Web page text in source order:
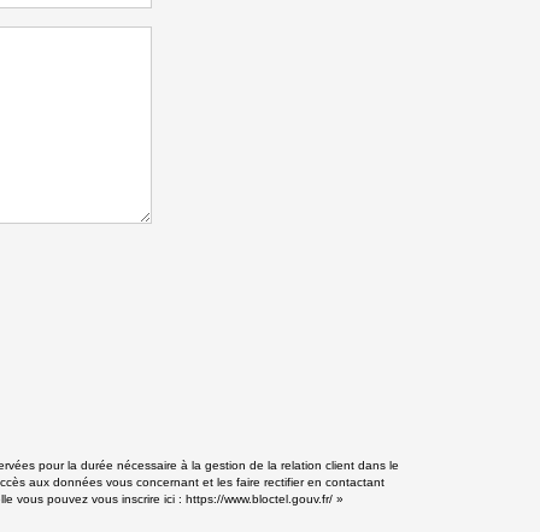
pour la durée nécessaire à la gestion de la relation client dans le
aux données vous concernant et les faire rectifier en contactant
vous pouvez vous inscrire ici : https://www.bloctel.gouv.fr/ »